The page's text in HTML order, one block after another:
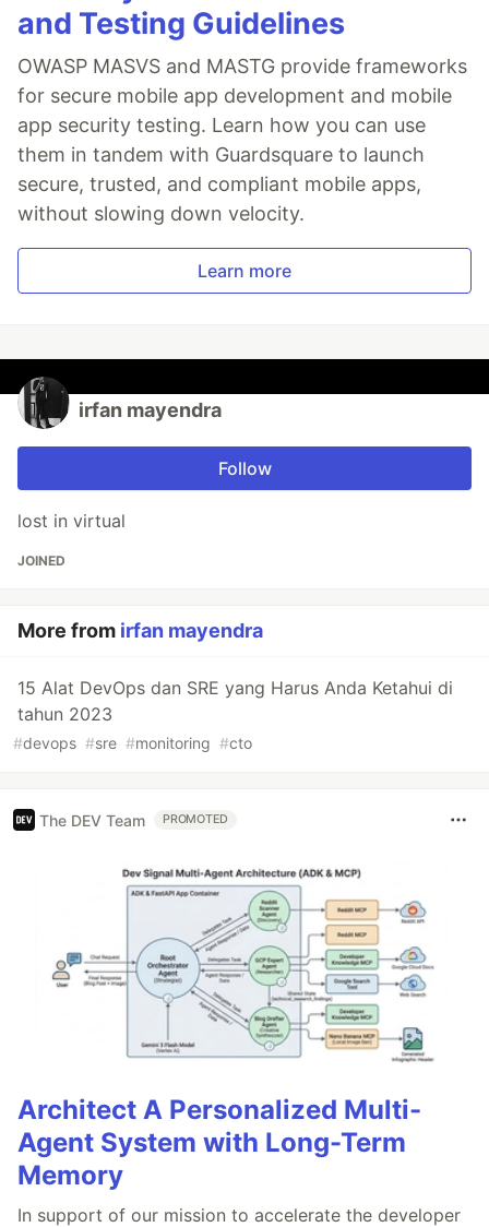
and Testing Guidelines
OWASP MASVS and MASTG provide frameworks
for secure mobile app development and mobile
app security testing. Learn how you can use
them in tandem with Guardsquare to launch
secure, trusted, and compliant mobile apps,
without slowing down velocity.
Learn more
irfan mayendra
Follow
lost in virtual
JOINED
More from irfan mayendra
15 Alat DevOps dan SRE yang Harus Anda Ketahui di
tahun 2023
#devops #sre #monitoring #cto
The DEV Team PROMOTED
Architect A Personalized Multi-
Agent System with Long-Term
Memory
In support of our mission to accelerate the developer